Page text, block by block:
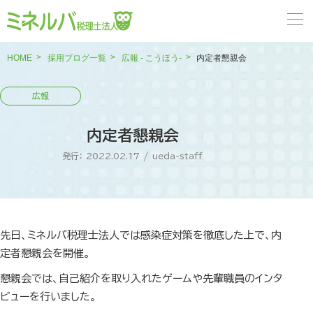
HOME 採用ブログ一覧 広報 - こうほう- 内定者懇親会
内定者懇親会
発行： 2022.02.17 / ueda-staff
先日、ミネルバ税理士法人では感染症対策を徹底した上で、内
定者懇親会を開催。
懇親会では、自己紹介を取り入れたゲームや先輩職員のインタ
ビューを行いました。